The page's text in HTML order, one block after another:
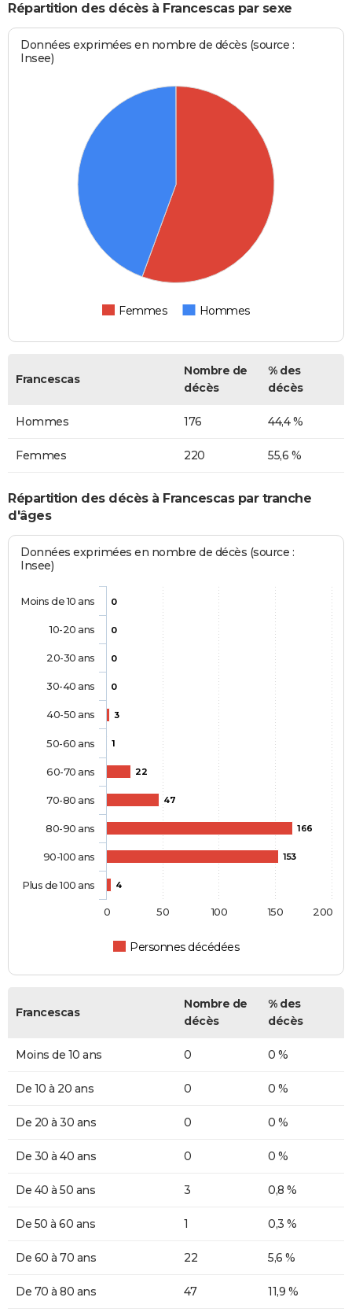
Répartition des décès à Francescas par sexe
Données exprimées en nombre de décès (source :
Insee)
Femmes Hommes
Francescas
Nombre de
décès
% des
décès
Hommes 176 44,4 %
Femmes 220 55,6 %
Répartition des décès à Francescas par tranche
d'âges
Données exprimées en nombre de décès (source :
Insee)
0
0
0
0
3
1
22
47
166
153
4
Personnes décédées
Moins de 10 ans
10-20 ans
20-30 ans
30-40 ans
40-50 ans
50-60 ans
60-70 ans
70-80 ans
80-90 ans
90-100 ans
Plus de 100 ans
0 50 100 150 200
Francescas
Nombre de
décès
% des
décès
Moins de 10 ans 0 0 %
De 10 à 20 ans 0 0 %
De 20 à 30 ans 0 0 %
De 30 à 40 ans 0 0 %
De 40 à 50 ans 3 0,8 %
De 50 à 60 ans 1 0,3 %
De 60 à 70 ans 22 5,6 %
De 70 à 80 ans 47 11,9 %